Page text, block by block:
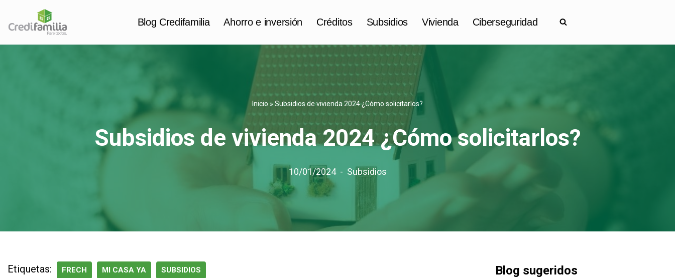
Saltar
Blog Credifamilia Ahorro e inversión Créditos Subsidios Vivienda Ciberseguridad
Inicio » Subsidios de vivienda 2024 ¿Cómo solicitarlos?
Subsidios de vivienda 2024 ¿Cómo solicitarlos?
10/01/2024 Subsidios
Etiquetas: FRECH MI CASA YA SUBSIDIOS Blog sugeridos